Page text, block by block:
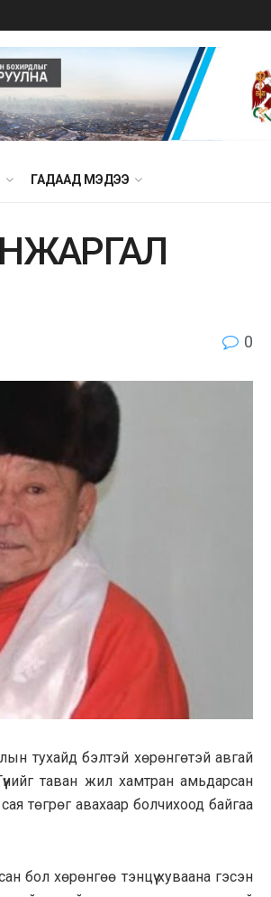
ГАДААД МЭДЭЭ
0
тухайд бэлтэй хөрөнгөтэй авгай
таван жил хамтран амьдарсан
төгрөг авахаар болчихоод байгаа
бол хөрөнгөө тэнцүү хуваана гэсэн